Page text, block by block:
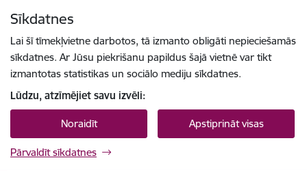
Sīkdatnes
Lai šī tīmekļvietne darbotos, tā izmanto obligāti nepieciešamās
sīkdatnes. Ar Jūsu piekrišanu papildus šajā vietnē var tikt
izmantotas statistikas un sociālo mediju sīkdatnes.
Lūdzu, atzīmējiet savu izvēli:
Noraidīt Apstiprināt visas
Pārvaldīt sīkdatnes